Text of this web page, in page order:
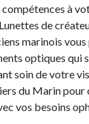
à
de
marinois vous
optiques qui
soin de votre
du Marin pour
vos besoins